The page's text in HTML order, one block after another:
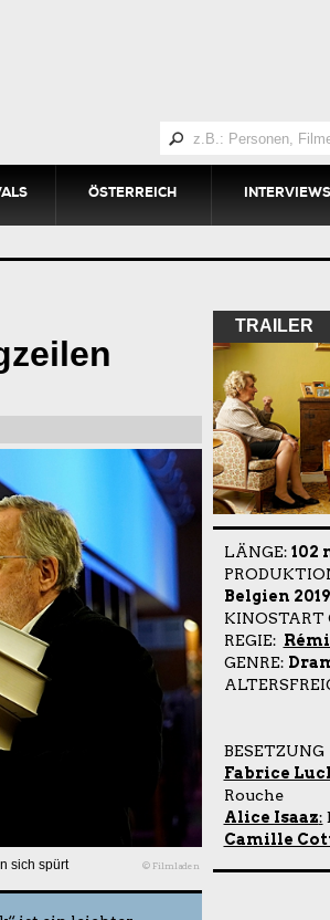
ÖSTERREICH INTERVIEWS
sich spürt © Filmladen
TRAILER
LÄNGE: 102
Belgien 2019
KINOSTART
REGIE:
GENRE:
BESETZUNG
Fabrice
Rouche
Alice Isaaz:
Camille